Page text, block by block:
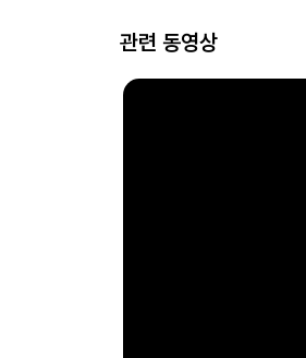
관련 동영상